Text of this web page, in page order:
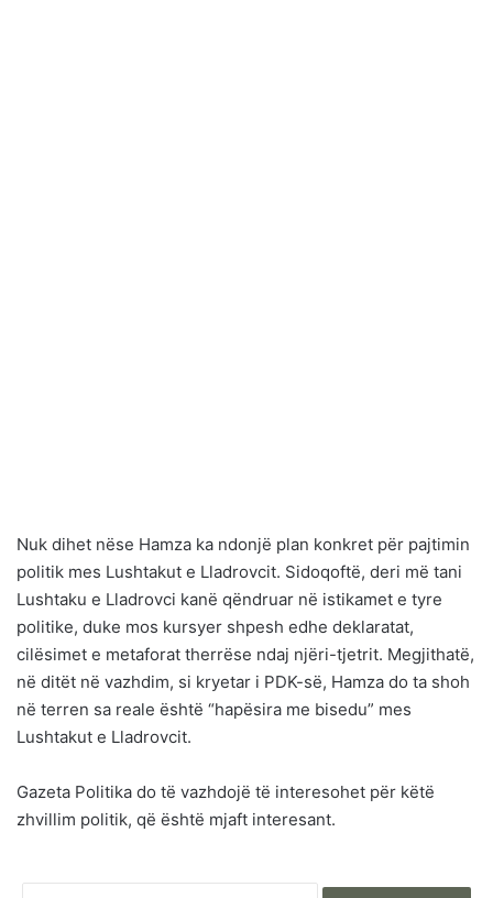
Nuk dihet nëse Hamza ka ndonjë plan konkret për pajtimin
politik mes Lushtakut e Lladrovcit. Sidoqoftë, deri më tani
Lushtaku e Lladrovci kanë qëndruar në istikamet e tyre
politike, duke mos kursyer shpesh edhe deklaratat,
cilësimet e metaforat therrëse ndaj njëri-tjetrit. Megjithatë,
në ditët në vazhdim, si kryetar i PDK-së, Hamza do ta shoh
në terren sa reale është “hapësira me bisedu” mes
Lushtakut e Lladrovcit.
Gazeta Politika do të vazhdojë të interesohet për këtë
zhvillim politik, që është mjaft interesant.